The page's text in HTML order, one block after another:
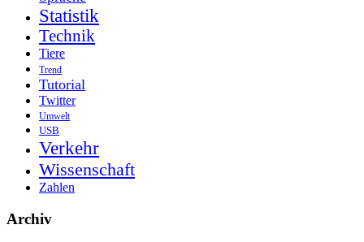
Statistik
Technik
Tiere
Trend
Tutorial
Twitter
Umwelt
USB
Verkehr
Wissenschaft
Zahlen
Archiv